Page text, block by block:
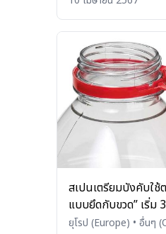
สเปนเตรียมบังคับใช้
แบบยึดกับขวด” เริ่ม
นี้
ยุโรป (Europe) • อื่นๆ